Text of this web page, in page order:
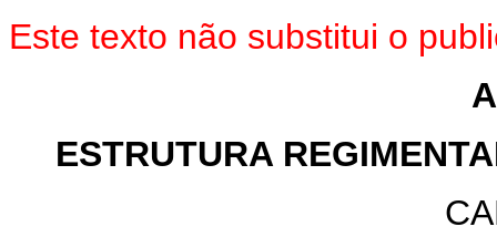
Este texto não substitui o
ESTRUTURA